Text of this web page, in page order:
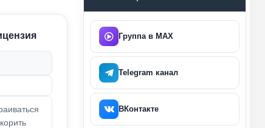
Группа в MAX
Telegram канал
ВКонтакте